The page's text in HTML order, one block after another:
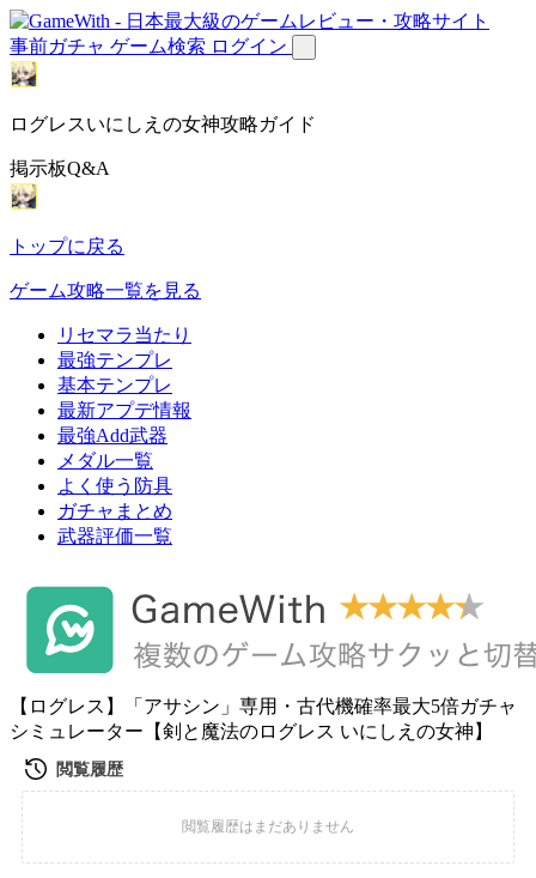
事前ガチャ ゲーム検索 ログイン
ログレスいにしえの女神攻略ガイド
掲示板Q&A
トップに戻る
ゲーム攻略一覧を見る
リセマラ当たり
最強テンプレ
基本テンプレ
最新アプデ情報
最強Add武器
メダル一覧
よく使う防具
ガチャまとめ
武器評価一覧
【ログレス】「アサシン」専用・古代機確率最大5倍ガチャ
シミュレーター【剣と魔法のログレス いにしえの女神】